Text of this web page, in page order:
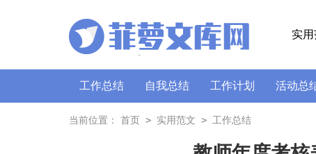
实
工作总结 自我总结 工作计划 活动总
策划书 讲话稿 广播稿 通讯稿
当前位置： 首页 > 实用范文 > 工作总结